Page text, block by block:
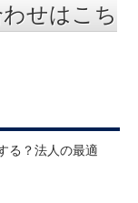
せはこち
る？法人の最適